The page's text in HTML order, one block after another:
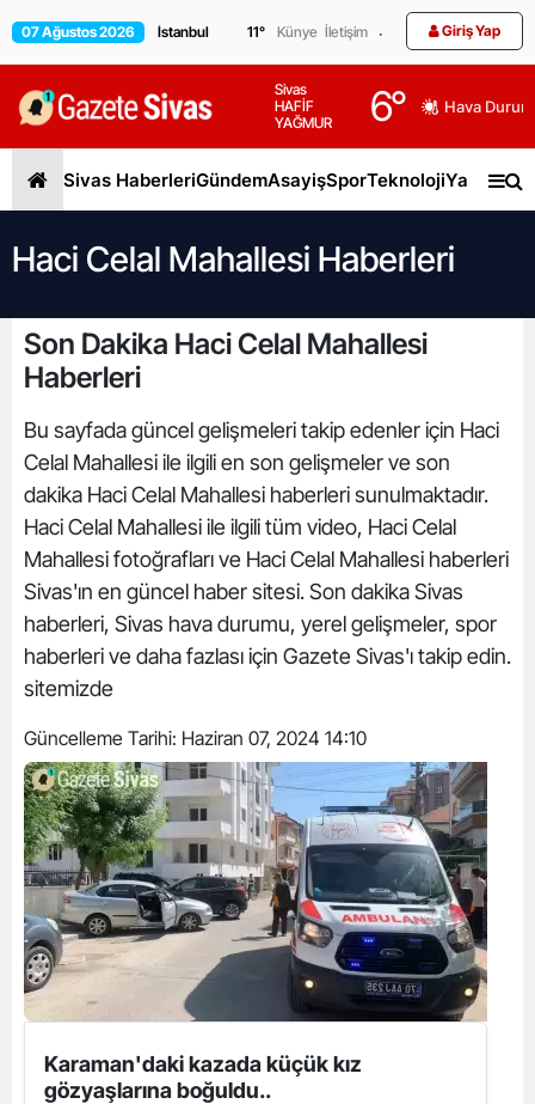
07 Ağustos 2026 11° Künye İletişim Giriş Yap
Sivas
HAFİF
YAĞMUR
6° Hava
Sivas HaberleriGündemAsayişSporTeknolojiYaşam
Haci Celal Mahallesi Haberleri
Son Dakika Haci Celal Mahallesi
Haberleri
Bu sayfada güncel gelişmeleri takip edenler için Haci
Celal Mahallesi ile ilgili en son gelişmeler ve son
dakika Haci Celal Mahallesi haberleri sunulmaktadır.
Haci Celal Mahallesi ile ilgili tüm video, Haci Celal
Mahallesi fotoğrafları ve Haci Celal Mahallesi haberleri
Sivas'ın en güncel haber sitesi. Son dakika Sivas
haberleri, Sivas hava durumu, yerel gelişmeler, spor
haberleri ve daha fazlası için Gazete Sivas'ı takip edin.
sitemizde
Güncelleme Tarihi: Haziran 07, 2024 14:10
Karaman'daki kazada küçük kız
gözyaşlarına boğuldu..